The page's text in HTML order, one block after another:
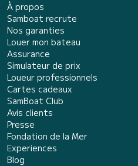
À propos
Samboat recrute
Nos garanties
Louer mon bateau
Assurance
Simulateur de prix
Loueur professionnels
Cartes cadeaux
SamBoat Club
Avis clients
Presse
Fondation de la Mer
Experiences
Blog